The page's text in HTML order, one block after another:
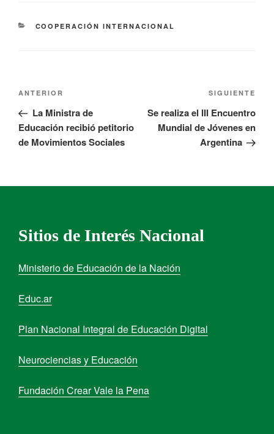
COOPERACIÓN INTERNACIONAL
ANTERIOR
La Ministra de
Educación recibió petitorio
de Movimientos Sociales
SIGUIENTE
Se realiza el III Encuentro
Mundial de Jóvenes en
Argentina
Sitios de Interés Nacional
Ministerio de Educación de la Nación
Educ.ar
Plan Nacional Integral de Educación Digital
Neurociencias y Educación
Fundación Crear Vale la Pena